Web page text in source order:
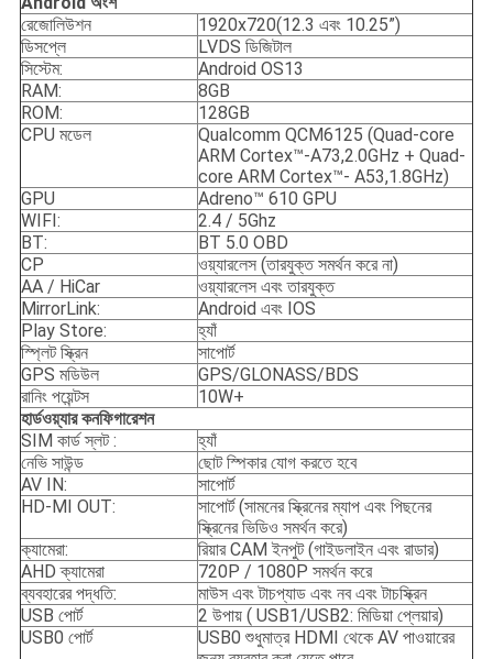
রেজোলিউশন
1920x720(12.3 এবং 10.25”)
ডিসপ্লে
LVDS ডিজিটাল
সিস্টেম:
Android OS13
RAM:
8GB
ROM:
128GB
CPU মডেল
Qualcomm QCM6125 (Quad-core
ARM Cortex™-A73,2.0GHz + Quad-
core ARM Cortex™- A53,1.8GHz)
GPU
Adreno™ 610 GPU
WIFI:
2.4 / 5Ghz
BT:
BT 5.0 OBD
CP
ওয়্যারলেস (তারযুক্ত সমর্থন করে না)
AA / HiCar
ওয়্যারলেস এবং তারযুক্ত
MirrorLink:
Android এবং IOS
Play Store:
হ্যাঁ
স্প্লিট স্ক্রিন
সাপোর্ট
GPS মডিউল
GPS/GLONASS/BDS
রানিং পয়েন্টস
10W+
হার্ডওয়্যার কনফিগারেশন
SIM কার্ড স্লট :
হ্যাঁ
নেভি সাউন্ড
ছোট স্পিকার যোগ করতে হবে
AV IN:
সাপোর্ট
HD-MI OUT:
সাপোর্ট (সামনের স্ক্রিনের ম্যাপ এবং পিছনের
স্ক্রিনের ভিডিও সমর্থন করে)
ক্যামেরা:
রিয়ার CAM ইনপুট (গাইডলাইন এবং রাডার)
AHD ক্যামেরা
720P / 1080P সমর্থন করে
ব্যবহারের পদ্ধতি:
মাউস এবং টাচপ্যাড এবং নব এবং টাচস্ক্রিন
USB পোর্ট
2 উপায় ( USB1/USB2: মিডিয়া প্লেয়ার)
USB0 পোর্ট
USB0 শুধুমাত্র HDMI থেকে AV পাওয়ারের